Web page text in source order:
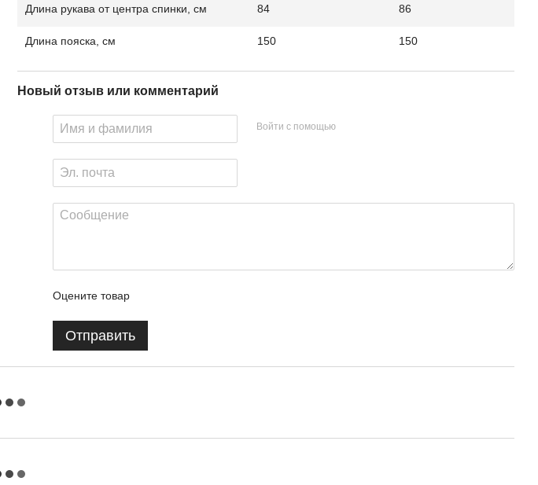
Длина рукава от центра спинки, см 84 86
Длина пояска, см 150 150
Новый отзыв или комментарий
Войти с помощью
Оцените товар
Отправить